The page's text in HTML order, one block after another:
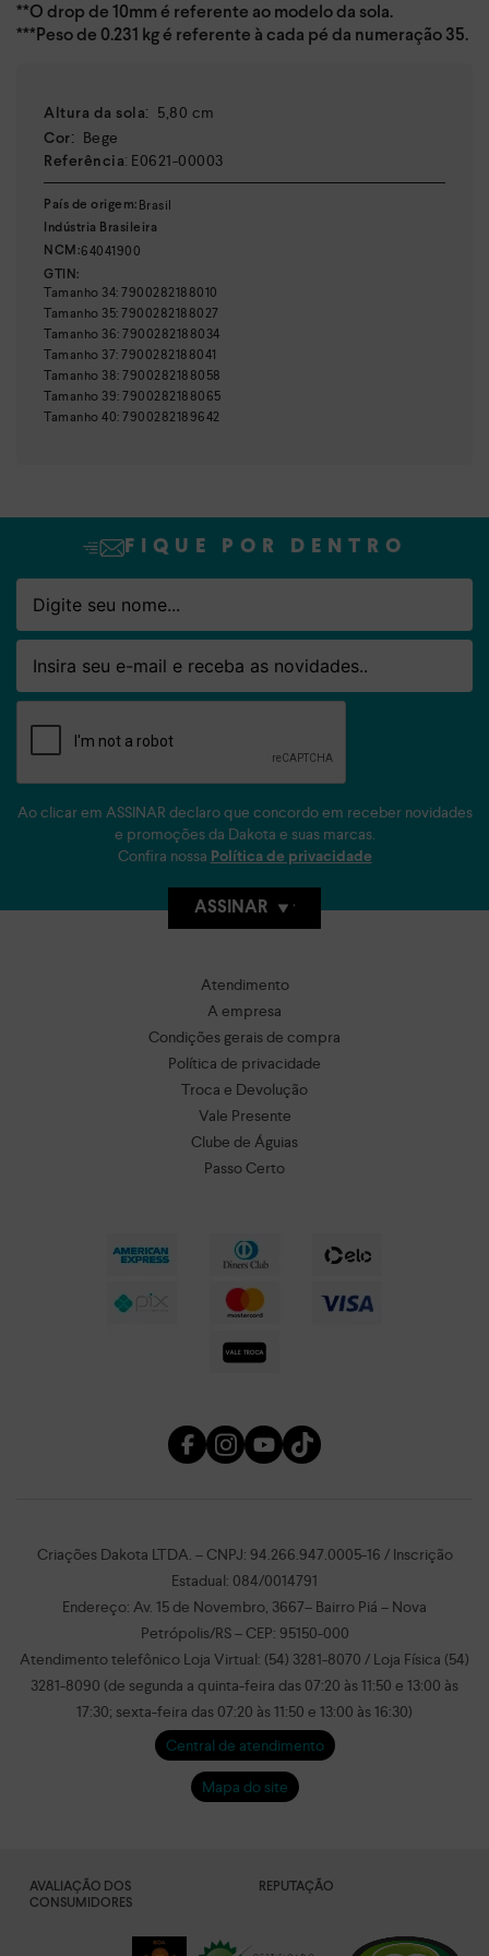
**O drop de 10mm é referente ao modelo da sola.
***Peso de 0.231 kg é referente à cada pé da numeração 35.
Altura da sola: 5,80 cm
Cor: Bege
Referência: E0621-00003
País de origem: Brasil
Indústria Brasileira
NCM:64041900
GTIN:
Tamanho 34:7900282188010
Tamanho 35:7900282188027
Tamanho 36:7900282188034
Tamanho 37:7900282188041
Tamanho 38:7900282188058
Tamanho 39:7900282188065
Tamanho40:7900282189642
FIQUE POR DENTRO
Nome
Email
Ao clicar em ASSINAR declaro que concordo em receber novidades
e promoções da Dakota e suas marcas.
Confira nossa Política de privacidade
ASSINAR
Atendimento
A empresa
Condições gerais de compra
Política de privacidade
Troca e Devolução
Vale Presente
Clube de Águias
Passo Certo
Criações Dakota LTDA. – CNPJ: 94.266.947.0005-16 / Inscrição
Estadual: 084/0014791
Endereço: Av. 15 de Novembro, 3667– Bairro Piá – Nova
Petrópolis/RS – CEP: 95150-000
Atendimento telefônico Loja Virtual: (54) 3281-8070 / Loja Física (54)
3281-8090 (de segunda a quinta-feira das 07:20 às 11:50 e 13:00 às
17:30; sexta-feira das 07:20 às 11:50 e 13:00 às 16:30)
Central de atendimento
Mapa do site
AVALIAÇÃO DOS
CONSUMIDORES
REPUTAÇÃO